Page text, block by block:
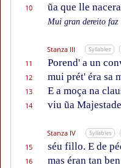
10 ũa que lle nacera
Mui gran dereito faz
Stanza III Syllables
11 Porend' a un
12 mui prét' éra sa
13 E a moça na
14 viu ũa Majestade
Stanza IV Syllables
15 séu fillo. E de
16 mas éran tan